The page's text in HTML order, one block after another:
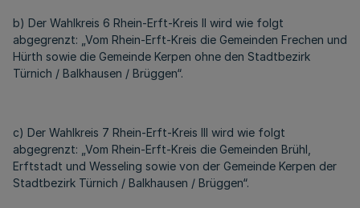
b) Der Wahlkreis 6 Rhein-Erft-Kreis II wird wie folgt
abgegrenzt: „Vom Rhein-Erft-Kreis die Gemeinden Frechen und
Hürth sowie die Gemeinde Kerpen ohne den Stadtbezirk
Türnich / Balkhausen / Brüggen“.
c) Der Wahlkreis 7 Rhein-Erft-Kreis III wird wie folgt
abgegrenzt: „Vom Rhein-Erft-Kreis die Gemeinden Brühl,
Erftstadt und Wesseling sowie von der Gemeinde Kerpen der
Stadtbezirk Türnich / Balkhausen / Brüggen“.